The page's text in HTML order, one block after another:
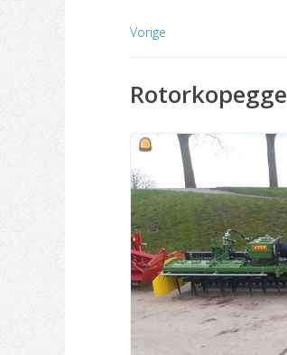
Vorige